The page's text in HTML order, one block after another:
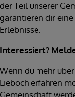
der Teil unserer
garantieren dir
Erlebnisse.
Interessiert?
Wenn du mehr
Lieboch erfahren
Gemeinschaft